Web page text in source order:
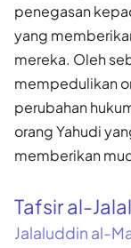
penegasan
yang
mereka. Oleh
mempedulikan
perubahan
orang Yahudi
memberikan
Tafsir al-
Jalaluddin al-